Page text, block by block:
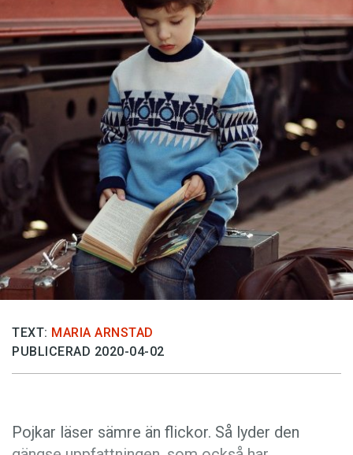
Bokrecensioner
Kviss
Podden
Anmäl till språkpolisen
Föreslå nyord
Annonsera
Prenumerera
Läs Språktidningen digitalt
Press
TEXT: MARIA ARNSTAD
PUBLICERAD 2020-04-02
Pojkar läser sämre än flickor. Så lyder den